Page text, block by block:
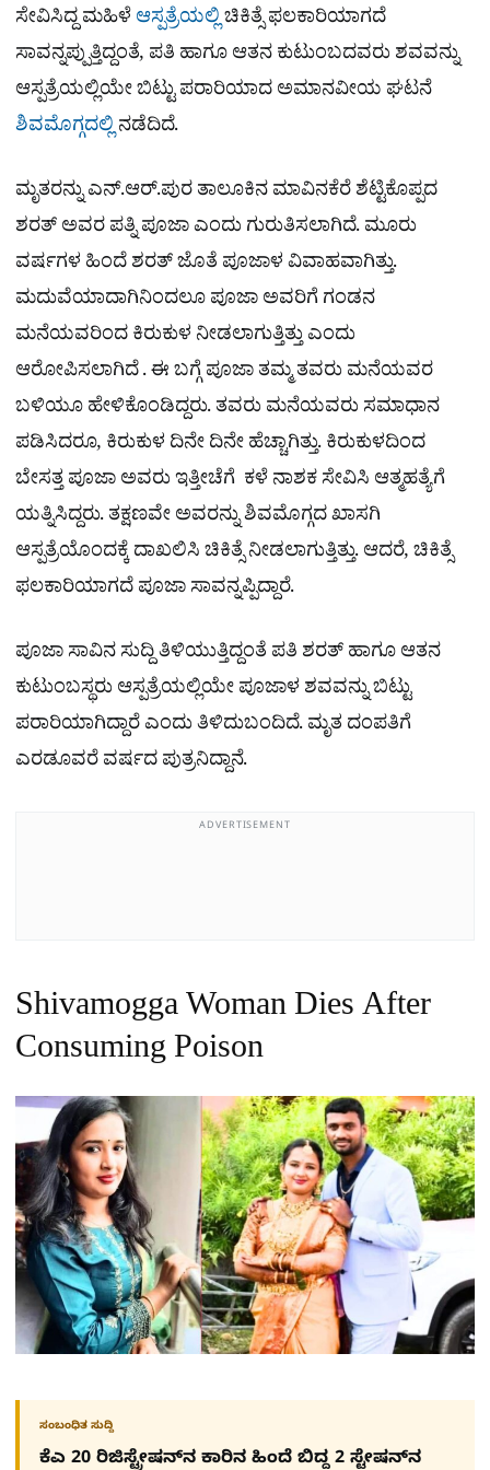
ಸೇವಿಸಿದ್ದ ಮಹಿಳೆಆಸ್ಪತ್ರೆಯಲ್ಲಿಚಿಕಿತ್ಸೆ ಫಲಕಾರಿಯಾಗದೆ
ಸಾವನ್ನಪ್ಪುತ್ತಿದ್ದಂತೆ, ಪತಿ ಹಾಗೂ ಆತನ ಕುಟುಂಬದವರು ಶವವನ್ನು
ಆಸ್ಪತ್ರೆಯಲ್ಲಿಯೇ ಬಿಟ್ಟು ಪರಾರಿಯಾದ ಅಮಾನವೀಯ ಘಟನೆ
ಶಿವಮೊಗ್ಗದಲ್ಲಿನಡೆದಿದೆ.
ಮೃತರನ್ನು ಎನ್.ಆರ್.ಪುರ ತಾಲೂಕಿನ ಮಾವಿನಕೆರೆ ಶೆಟ್ಟಿಕೊಪ್ಪದ
ಶರತ್‌ ಅವರ ಪತ್ನಿ ಪೂಜಾ ಎಂದು ಗುರುತಿಸಲಾಗಿದೆ. ಮೂರು
ವರ್ಷಗಳ ಹಿಂದೆ ಶರತ್‌ ಜೊತೆ ಪೂಜಾಳ ವಿವಾಹವಾಗಿತ್ತು.
ಮದುವೆಯಾದಾಗಿನಿಂದಲೂ ಪೂಜಾ ಅವರಿಗೆ ಗಂಡನ
ಮನೆಯವರಿಂದ ಕಿರುಕುಳ ನೀಡಲಾಗುತ್ತಿತ್ತು ಎಂದು
ಆರೋಪಿಸಲಾಗಿದೆ . ಈ ಬಗ್ಗೆ ಪೂಜಾ ತಮ್ಮ ತವರು ಮನೆಯವರ
ಬಳಿಯೂ ಹೇಳಿಕೊಂಡಿದ್ದರು. ತವರು ಮನೆಯವರು ಸಮಾಧಾನ
ಪಡಿಸಿದರೂ, ಕಿರುಕುಳ ದಿನೇ ದಿನೇ ಹೆಚ್ಚಾಗಿತ್ತು. ಕಿರುಕುಳದಿಂದ
ಬೇಸತ್ತ ಪೂಜಾ ಅವರು ಇತ್ತೀಚೆಗೆ ಕಳೆ ನಾಶಕ ಸೇವಿಸಿ ಆತ್ಮಹತ್ಯೆಗೆ
ಯತ್ನಿಸಿದ್ದರು. ತಕ್ಷಣವೇ ಅವರನ್ನು ಶಿವಮೊಗ್ಗದ ಖಾಸಗಿ
ಆಸ್ಪತ್ರೆಯೊಂದಕ್ಕೆ ದಾಖಲಿಸಿ ಚಿಕಿತ್ಸೆ ನೀಡಲಾಗುತ್ತಿತ್ತು. ಆದರೆ, ಚಿಕಿತ್ಸೆ
ಫಲಕಾರಿಯಾಗದೆ ಪೂಜಾ ಸಾವನ್ನಪ್ಪಿದ್ದಾರೆ.
ಪೂಜಾ ಸಾವಿನ ಸುದ್ದಿ ತಿಳಿಯುತ್ತಿದ್ದಂತೆ ಪತಿ ಶರತ್‌ ಹಾಗೂ ಆತನ
ಕುಟುಂಬಸ್ಥರು ಆಸ್ಪತ್ರೆಯಲ್ಲಿಯೇ ಪೂಜಾಳ ಶವವನ್ನು ಬಿಟ್ಟು
ಪರಾರಿಯಾಗಿದ್ದಾರೆ ಎಂದು ತಿಳಿದುಬಂದಿದೆ. ಮೃತ ದಂಪತಿಗೆ
ಎರಡೂವರೆ ವರ್ಷದ ಪುತ್ರನಿದ್ದಾನೆ.
ADVERTISEMENT
Shivamogga Woman Dies After
Consuming Poison
ಸಂಬಂಧಿತ ಸುದ್ದಿ
ಕೆಎ 20 ರಿಜಿಸ್ಟ್ರೇಷನ್​ನ ಕಾರಿನ ಹಿಂದೆ ಬಿದ್ದ 2 ಸ್ಟೇಷನ್​ನ